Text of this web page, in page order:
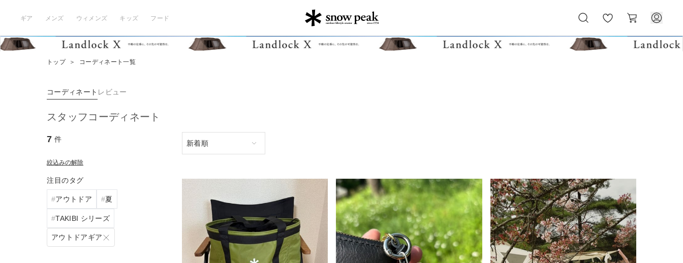
ギア メンズ ウィメンズ キッズ フード
気
に
ー
ト
トップ ＞ コーディネート一覧
コーディネート レビュー
スタッフコーディネート
7 件
絞込みの解除
注目のタグ
アウトドア 夏
TAKIBI シリーズ
アウトドアギア